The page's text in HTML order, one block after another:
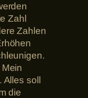
Zahl
Zahlen
Alles soll
die